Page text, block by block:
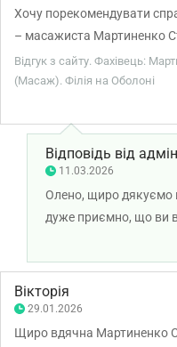
Хочу порекомендувати
– масажиста Мартиненко
декількох процедур
вдячна і обов’язково буду
Відгук з сайту. Фахівець:
(Масаж). Філія на Оболоні
Відповідь від
11.03.2026
Олено, щиро дякуємо
дуже приємно, що ви
позитивний
міцного здоров'я!
Вікторія
29.01.2026
Щиро вдячна Мартиненко